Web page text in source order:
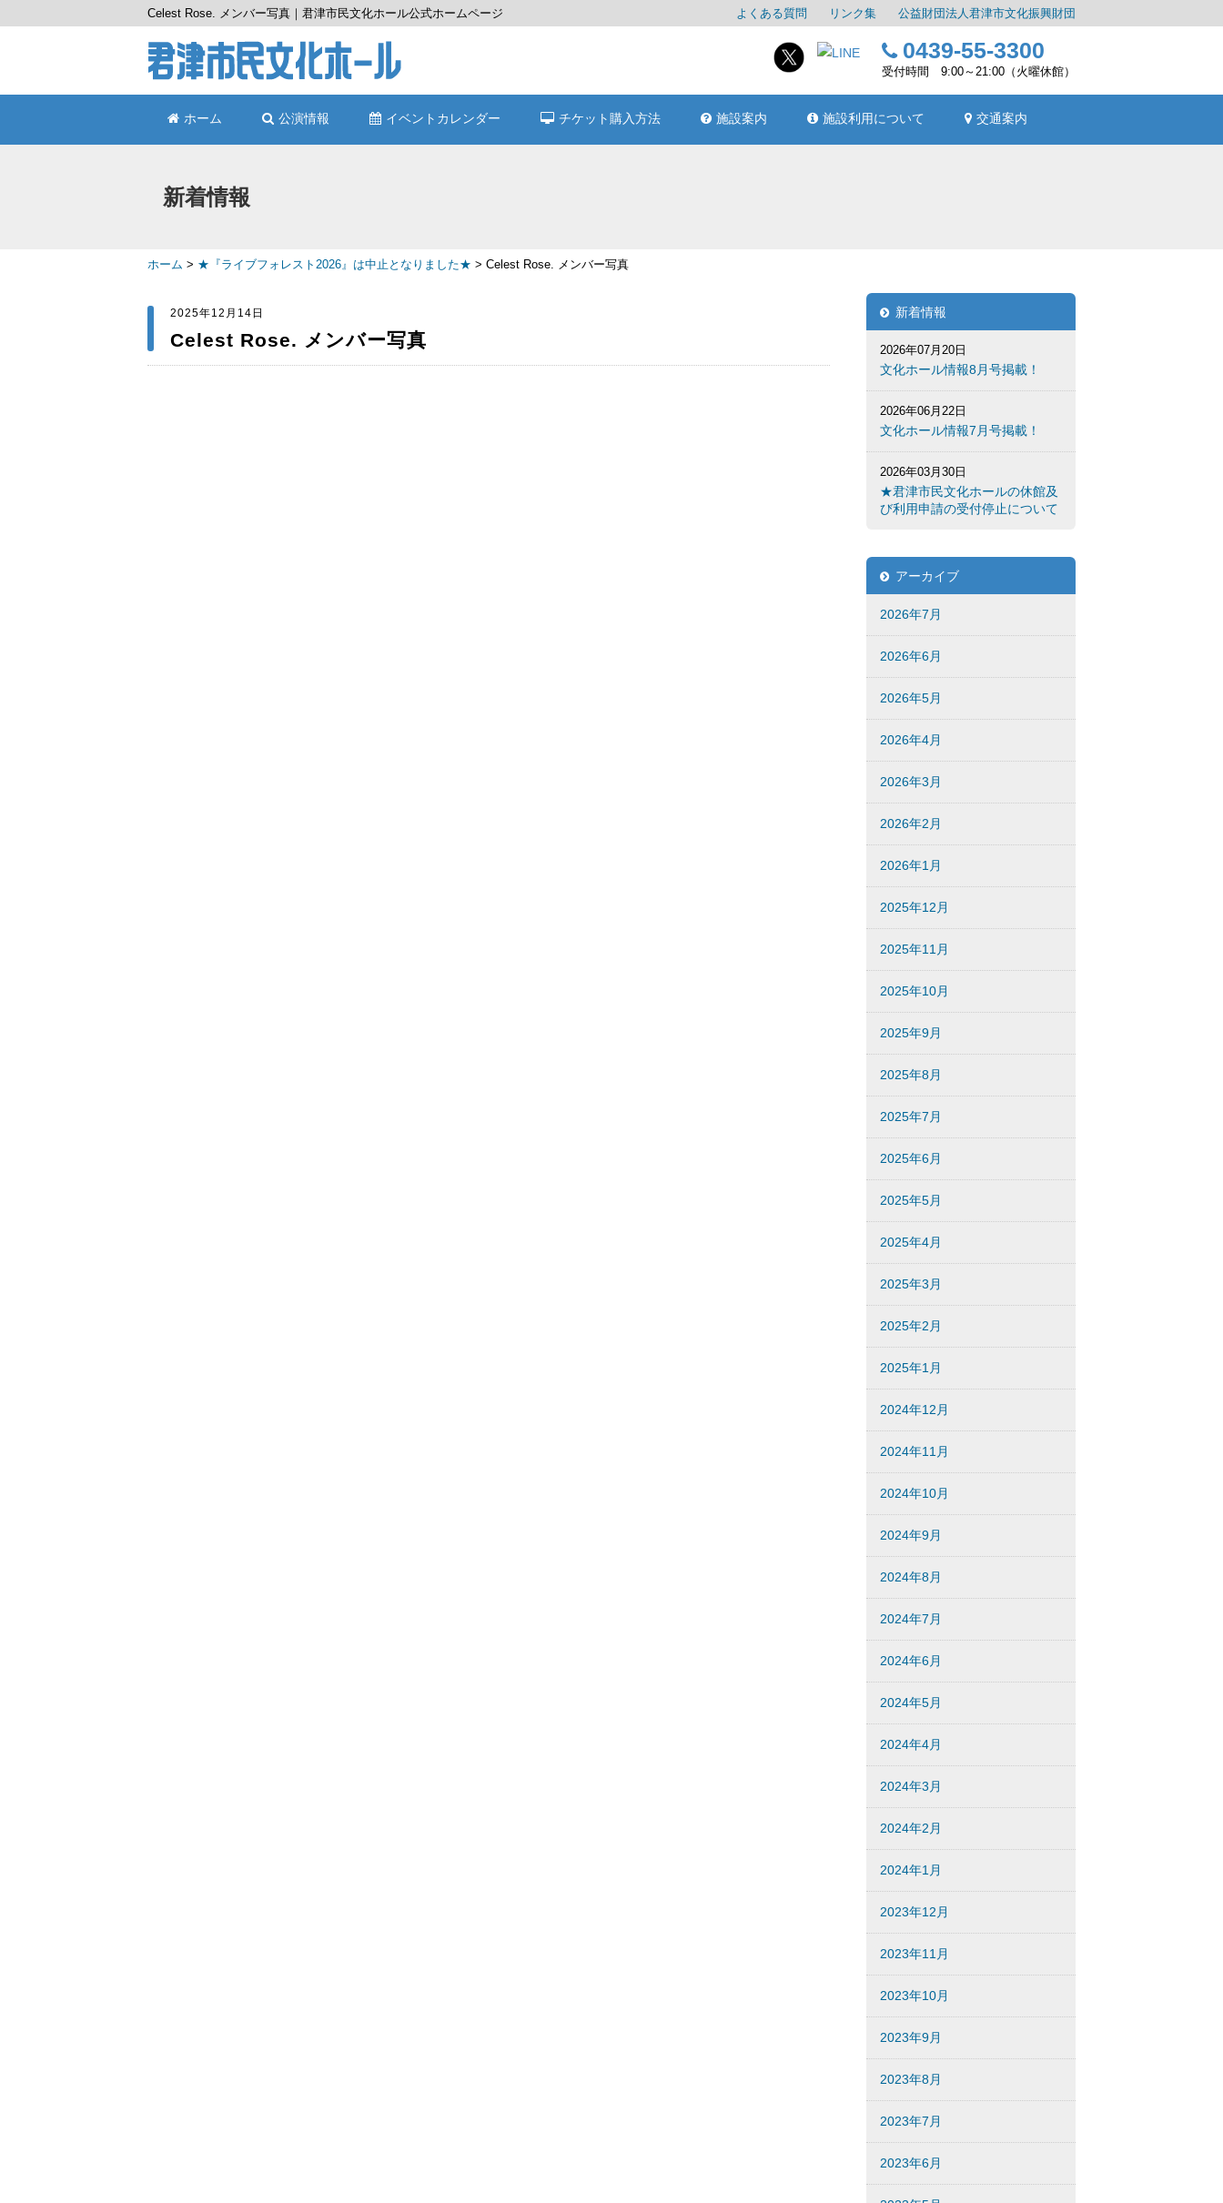
Celest Rose. メンバー写真｜君津市民文化ホール公式ホームページ よくある質問 リンク集 公益財団法人君津市文化振興財団
0439-55-3300
受付時間 9:00～21:00（火曜休館）
ホーム 公演情報 イベントカレンダー チケット購入方法 施設案内 施設利用について 交通案内
新着情報
ホーム > ★『ライブフォレスト2026』は中止となりました★ > Celest Rose. メンバー写真
2025年12月14日
Celest Rose. メンバー写真
新着情報
2026年07月20日
文化ホール情報8月号掲載！
2026年06月22日
文化ホール情報7月号掲載！
2026年03月30日
★君津市民文化ホールの休館及
び利用申請の受付停止について
アーカイブ
2026年7月
2026年6月
2026年5月
2026年4月
2026年3月
2026年2月
2026年1月
2025年12月
2025年11月
2025年10月
2025年9月
2025年8月
2025年7月
2025年6月
2025年5月
2025年4月
2025年3月
2025年2月
2025年1月
2024年12月
2024年11月
2024年10月
2024年9月
2024年8月
2024年7月
2024年6月
2024年5月
2024年4月
2024年3月
2024年2月
2024年1月
2023年12月
2023年11月
2023年10月
2023年9月
2023年8月
2023年7月
2023年6月